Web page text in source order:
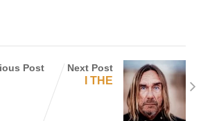
Post Next Post
I THE